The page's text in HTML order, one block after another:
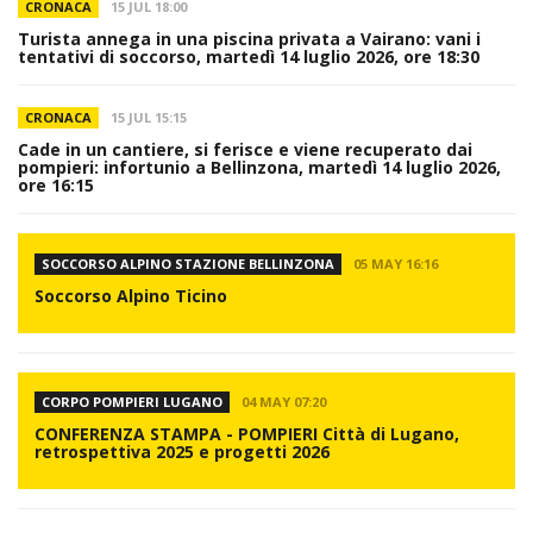
CRONACA 15 JUL 18:00
Turista annega in una piscina privata a Vairano: vani i
tentativi di soccorso, martedì 14 luglio 2026, ore 18:30
CRONACA 15 JUL 15:15
Cade in un cantiere, si ferisce e viene recuperato dai
pompieri: infortunio a Bellinzona, martedì 14 luglio 2026,
ore 16:15
SOCCORSO ALPINO STAZIONE BELLINZONA 05 MAY 16:16
Soccorso Alpino Ticino
CORPO POMPIERI LUGANO 04 MAY 07:20
CONFERENZA STAMPA - POMPIERI Città di Lugano,
retrospettiva 2025 e progetti 2026